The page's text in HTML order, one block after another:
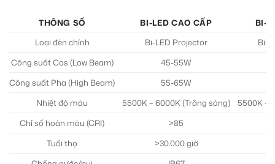
THÔNG SỐ BI-LED CAO CẤP
BI-
Loại đèn chính
Bi-LED Projector
Bi-
Công suất Cos (Low Beam)
45-55W
Công suất Pha (High Beam)
55-65W
Nhiệt độ màu
5500K – 6000K (Trắng sáng)
5500K –
Chỉ số hoàn màu (CRI)
>85
Tuổi thọ
>30.000 giờ